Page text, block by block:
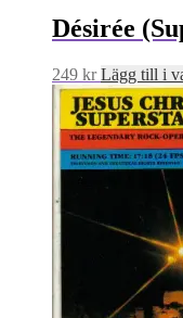
Désirée
249 kr Lägg till i